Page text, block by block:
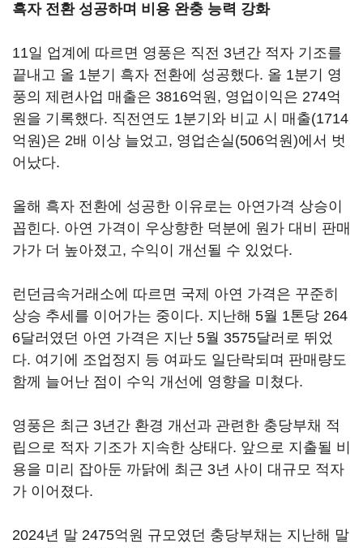
흑자 전환 성공하며 비용 완충 능력 강화
11일 업계에 따르면 영풍은 직전 3년간 적자 기조를
끝내고 올 1분기 흑자 전환에 성공했다. 올 1분기 영
풍의 제련사업 매출은 3816억원, 영업이익은 274억
원을 기록했다. 직전연도 1분기와 비교 시 매출(1714
억원)은 2배 이상 늘었고, 영업손실(506억원)에서 벗
어났다.
올해 흑자 전환에 성공한 이유로는 아연가격 상승이
꼽힌다. 아연 가격이 우상향한 덕분에 원가 대비 판매
가가 더 높아졌고, 수익이 개선될 수 있었다.
런던금속거래소에 따르면 국제 아연 가격은 꾸준히
상승 추세를 이어가는 중이다. 지난해 5월 1톤당 264
6달러였던 아연 가격은 지난 5월 3575달러로 뛰었
다. 여기에 조업정지 등 여파도 일단락되며 판매량도
함께 늘어난 점이 수익 개선에 영향을 미쳤다.
영풍은 최근 3년간 환경 개선과 관련한 충당부채 적
립으로 적자 기조가 지속한 상태다. 앞으로 지출될 비
용을 미리 잡아둔 까닭에 최근 3년 사이 대규모 적자
가 이어졌다.
2024년 말 2475억원 규모였던 충당부채는 지난해 말